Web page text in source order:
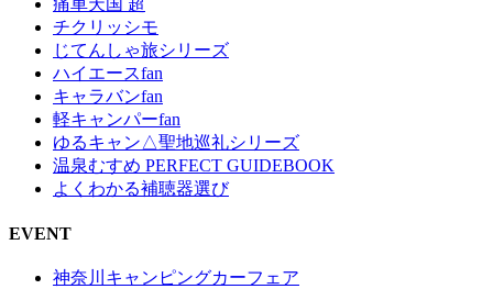
チクリッシモ
じてんしゃ旅シリーズ
ハイエースfan
キャラバンfan
軽キャンパーfan
ゆるキャン△聖地巡礼シリーズ
温泉むすめ PERFECT GUIDEBOOK
よくわかる補聴器選び
EVENT
神奈川キャンピングカーフェア